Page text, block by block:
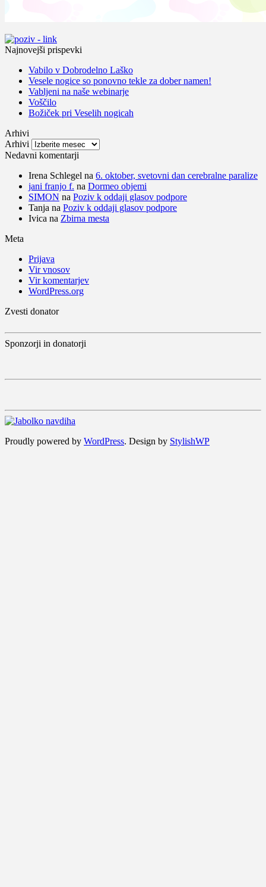
Najnovejši prispevki
Vabilo v Dobrodelno Laško
Vesele nogice so ponovno tekle za dober namen!
Vabljeni na naše webinarje
Voščilo
Božiček pri Veselih nogicah
Arhivi
Arhivi
Nedavni komentarji
Irena Schlegel na 6. oktober, svetovni dan cerebralne paralize
jani franjo f. na Dormeo objemi
SIMON na Poziv k oddaji glasov podpore
Tanja na Poziv k oddaji glasov podpore
Ivica na Zbirna mesta
Meta
Prijava
Vir vnosov
Vir komentarjev
WordPress.org
Zvesti donator
Sponzorji in donatorji
Proudly powered by WordPress. Design by StylishWP